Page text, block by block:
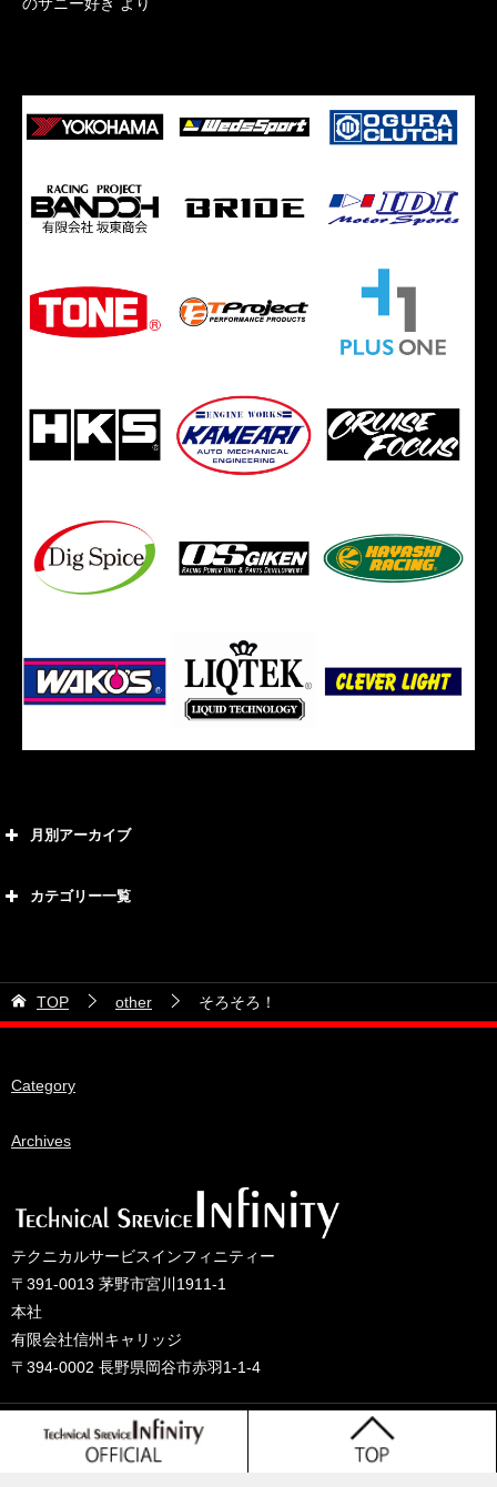
のサニー好き より
月別アーカイブ
2026年5月
2026年4月
2026年2月
2025年11月
2025年9月
2025年7月
2025年6月
2025年5月
2025年4月
カテゴリー一覧
21号車
28号車
ORC
other
PLUS ONEオイル
TONE工具
TOP other そろそろ！
Category
Archives
テクニカルサービスインフィニティー
〒391-0013 茅野市宮川1911-1
本社
有限会社信州キャリッジ
〒394-0002 長野県岡谷市赤羽1-1-4
© 2025 テクニカルサービスインフィニティーのブログ